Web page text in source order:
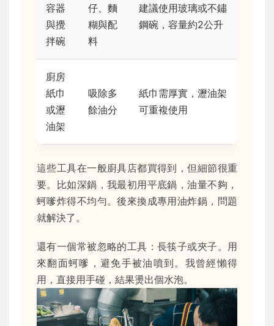
容器
與攪
拌碗
仔、麵
糊與配
料
建議使用玻璃或不鏽
鋼碗，容量約2公升
廚房
紙巾
或瀝
油架
吸除多
餘油分
紙巾需厚實，瀝油架
可重複使用
這些工具在一般廚具店都買得到，但細節很重
要。比如深鍋，我最初用平底鍋，油量不夠，
蚵嗲炸得不均勻。後來換成專用油炸鍋，問題
就解決了。
還有一個常被忽略的工具：長筷子或夾子。用
來翻面蚵嗲，避免手被油噴到。我曾經懶得
用，直接用手碰，結果燙出個水泡。